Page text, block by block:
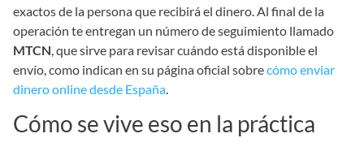
exactos de la persona que recibirá el dinero. Al final de la
operación te entregan un número de seguimiento llamado
MTCN, que sirve para revisar cuándo está disponible el
envío, como indican en su página oficial sobrecómo enviar
dinero online desde España.
Cómo se vive eso en la práctica